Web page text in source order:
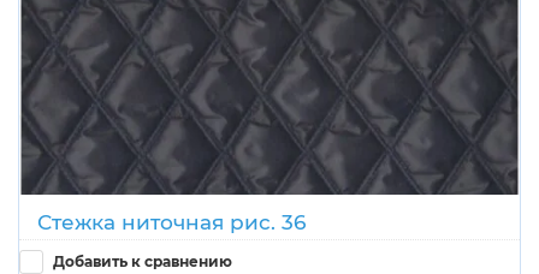
Стежка ниточная рис. 36
Добавить к сравнению